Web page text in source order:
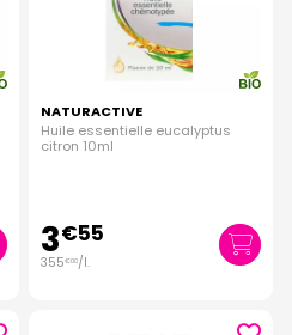
NATURACTIVE
Huile essentielle eucalyptus
citron 10ml
3€55
355€00/l.